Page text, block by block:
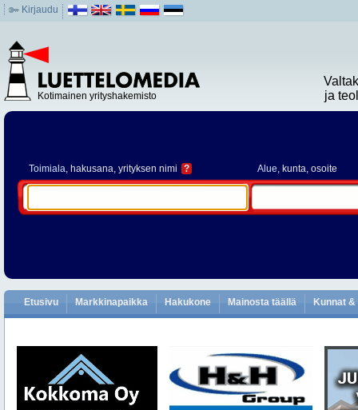
Kirjaudu
Kotimainen yrityshakemisto
ja
Toimiala, hakusana, yrityksen nimi ? Alue, kunta, osoite
Etusivu Markkinapaikka Hakukone Mainosta täällä Kunnat